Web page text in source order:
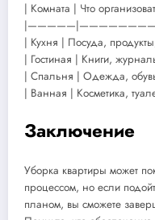
| Комната | Что
| Кухня | Посуда,
| Гостиная | Книги,
| Спальня | Одежда,
| Ванная | Косметика,
Заключение
Уборка квартиры может
процессом, но если
планом, вы сможете